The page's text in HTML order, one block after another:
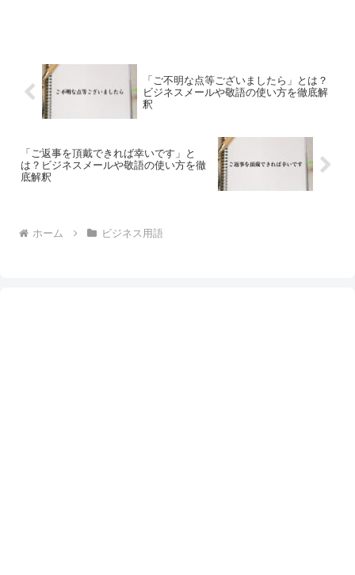
「ご不明な点等ございましたら」とは？
ビジネスメールや敬語の使い方を徹底解
釈
「ご返事を頂戴できれば幸いです」と
は？ビジネスメールや敬語の使い方を徹
底解釈
ホーム ビジネス用語